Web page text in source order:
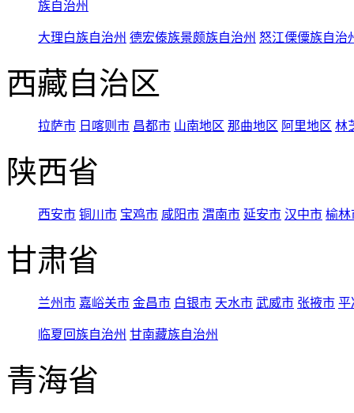
族自治州
大理白族自治州 德宏傣族景颇族自治州 怒江傈僳族自治
西藏自治区
拉萨市 日喀则市 昌都市 山南地区 那曲地区 阿里地区 林
陕西省
西安市 铜川市 宝鸡市 咸阳市 渭南市 延安市 汉中市 榆林
甘肃省
兰州市 嘉峪关市 金昌市 白银市 天水市 武威市 张掖市 平
临夏回族自治州 甘南藏族自治州
青海省